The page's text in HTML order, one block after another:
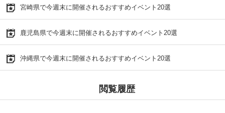
宮崎県で今週末に開催されるおすすめイベント20選
鹿児島県で今週末に開催されるおすすめイベント20選
沖縄県で今週末に開催されるおすすめイベント20選
閲覧履歴